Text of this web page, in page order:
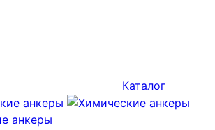
Каталог
анкеры